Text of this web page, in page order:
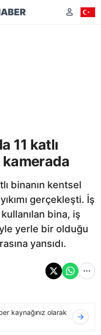
11 katlı
kamerada
binanın kentsel
gerçekleşti. İş
bina, iş
yerle bir olduğu
yansıdı.
kaynağınız olarak